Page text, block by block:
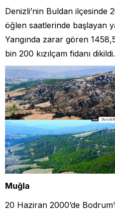
Denizli’nin Buldan ilçesinde
öğlen saatlerinde başlayan
Yangında zarar gören
bin 200 kızılçam fidanı dikildi.
Muğla
20 Haziran 2000’de